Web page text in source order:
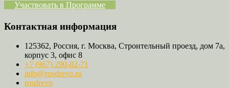
Участвовать в Программе
Контактная информация
125362, Россия, г. Москва, Строительный проезд, дом 7а,
корпус 3, офис 8
+7 (967) 290-82-71
info@rosdrevo.ru
rosdrevo